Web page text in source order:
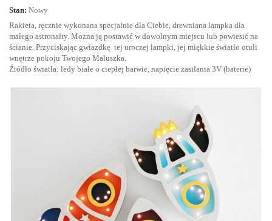
Stan: Nowy
Rakieta, ręcznie wykonana specjalnie dla Ciebie, drewniana lampka dla
małego astronałty. Można ją postawić w dowolnym miejscu lub powiesić na
ścianie. Przyciskając gwiazdkę tej uroczej lampki, jej miękkie światło otuli
wnętrze pokoju Twojego Maluszka.
Źródło światła: ledy białe o ciepłej barwie, napięcie zasilania 3V (baterie)